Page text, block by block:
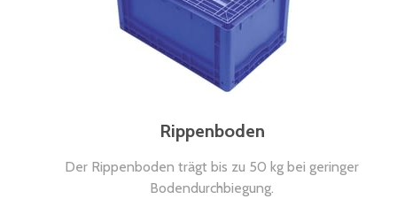
Rippenboden
Der Rippenboden trägt bis zu 50 kg bei geringer
Bodendurchbiegung.